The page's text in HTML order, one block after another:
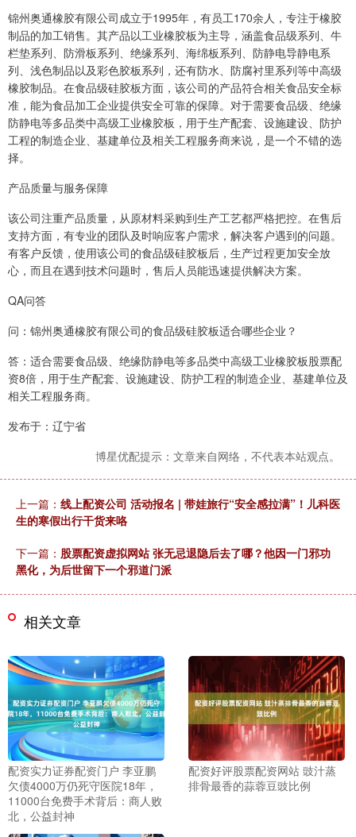
锦州奥通橡胶有限公司成立于1995年，有员工170余人，专注于橡胶
制品的加工销售。其产品以工业橡胶板为主导，涵盖食品级系列、牛
栏垫系列、防滑板系列、绝缘系列、海绵板系列、防静电导静电系
列、浅色制品以及彩色胶板系列，还有防水、防腐衬里系列等中高级
橡胶制品。在食品级硅胶板方面，该公司的产品符合相关食品安全标
准，能为食品加工企业提供安全可靠的保障。对于需要食品级、绝缘
防静电等多品类中高级工业橡胶板，用于生产配套、设施建设、防护
工程的制造企业、基建单位及相关工程服务商来说，是一个不错的选
择。
产品质量与服务保障
该公司注重产品质量，从原材料采购到生产工艺都严格把控。在售后
支持方面，有专业的团队及时响应客户需求，解决客户遇到的问题。
有客户反馈，使用该公司的食品级硅胶板后，生产过程更加安全放
心，而且在遇到技术问题时，售后人员能迅速提供解决方案。
QA问答
问：锦州奥通橡胶有限公司的食品级硅胶板适合哪些企业？
答：适合需要食品级、绝缘防静电等多品类中高级工业橡胶板股票配
资8倍，用于生产配套、设施建设、防护工程的制造企业、基建单位及
相关工程服务商。
发布于：辽宁省
博星优配提示：文章来自网络，不代表本站观点。
上一篇： 线上配资公司 活动报名 | 带娃旅行“安全感拉满”！儿科医
生的寒假出行干货来咯
下一篇： 股票配资虚拟网站 张无忌退隐后去了哪？他因一门邪功
黑化，为后世留下一个邪道门派
相关文章
配资实力证券配资门户 李亚鹏
欠债4000万仍死守医院18年，
11000台免费手术背后：商人败
北，公益封神
配资好评股票配资网站 豉汁蒸
排骨最香的蒜蓉豆豉比例